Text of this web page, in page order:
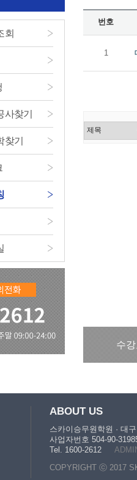
회
사찾기
찾기
번호
1
수
ABOUT US
스카이승무원학원 · 대
사업자번호 504-90-
Tel. 1600-2612
COPYRIGHT ⓒ 2017